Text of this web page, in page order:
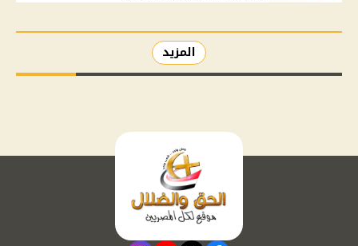
المزيد